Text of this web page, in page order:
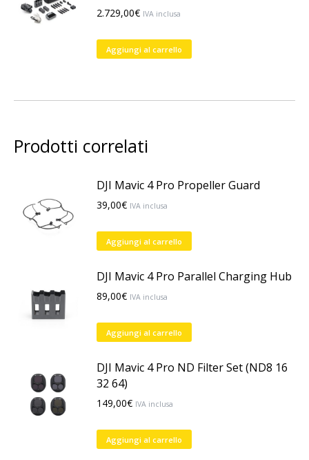
2.729,00€ IVA inclusa
Aggiungi al carrello
Prodotti correlati
DJI Mavic 4 Pro Propeller Guard
39,00€ IVA inclusa
Aggiungi al carrello
DJI Mavic 4 Pro Parallel Charging Hub
89,00€ IVA inclusa
Aggiungi al carrello
DJI Mavic 4 Pro ND Filter Set (ND8 16
32 64)
149,00€ IVA inclusa
Aggiungi al carrello